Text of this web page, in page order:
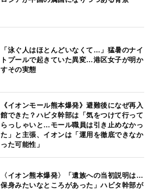
「泳ぐ人はほとんどいなくて…」猛暑のナイ
トプールで起きていた異変…港区女子が明か
すその実態
《イオンモール熊本爆発》避難後になぜ再入
館できた？ハビタ幹部は「気をつけて行って
らっしゃいと…モール職員は引き止めなかっ
た」と主張、イオンは「運用を徹底できなか
った可能性」
〈イオン熊本爆発〉「遺族への当初説明は…
保身みたいなところがあった」ハビタ幹部が